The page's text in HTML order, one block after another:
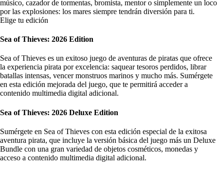
músico, cazador de tormentas, bromista, mentor o simplemente un loco
por las explosiones: los mares siempre tendrán diversión para ti.
Elige tu edición
Sea of Thieves: 2026 Edition
Sea of Thieves es un exitoso juego de aventuras de piratas que ofrece
la experiencia pirata por excelencia: saquear tesoros perdidos, librar
batallas intensas, vencer monstruos marinos y mucho más. Sumérgete
en esta edición mejorada del juego, que te permitirá acceder a
contenido multimedia digital adicional.
Sea of Thieves: 2026 Deluxe Edition
Sumérgete en Sea of Thieves con esta edición especial de la exitosa
aventura pirata, que incluye la versión básica del juego más un Deluxe
Bundle con una gran variedad de objetos cosméticos, monedas y
acceso a contenido multimedia digital adicional.